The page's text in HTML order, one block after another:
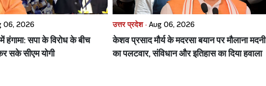
06, 2026
हंगामा: सपा के विरोध के बीच
सके सीएम योगी
उत्तर प्रदेश · Aug 06, 2026
केशव प्रसाद मौर्य के मदरसा बयान पर मौलाना मदनी
का पलटवार, संविधान और इतिहास का दिया हवाला